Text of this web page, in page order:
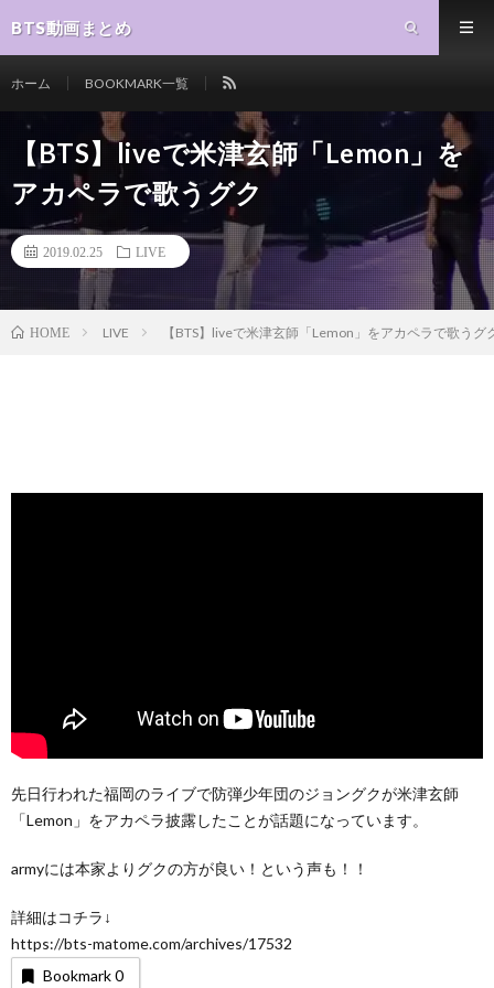
BTS動画まとめ
ホーム BOOKMARK一覧
【BTS】liveで米津玄師「Lemon」を
アカペラで歌うグク
2019.02.25 LIVE
HOME LIVE 【BTS】liveで米津玄師「Lemon」をアカペラで歌うグ
先日行われた福岡のライブで防弾少年団のジョングクが米津玄師
「Lemon」をアカペラ披露したことが話題になっています。
armyには本家よりグクの方が良い！という声も！！
詳細はコチラ↓
https://bts-matome.com/archives/17532
Bookmark0